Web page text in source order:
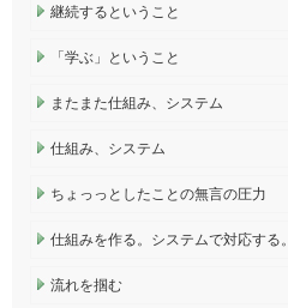
継続するということ
「学ぶ」ということ
またまた仕組み、システム
仕組み、システム
ちょっっとしたことの無言の圧力
仕組みを作る。システムで対応する。
流れを掴む